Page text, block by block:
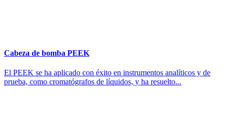
Cabeza de bomba PEEK
El PEEK se ha aplicado con éxito en instrumentos analíticos y de
prueba, como cromatógrafos de líquidos, y ha resuelto...